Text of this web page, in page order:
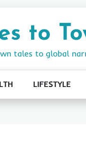
to
tales to global
LIFESTYLE